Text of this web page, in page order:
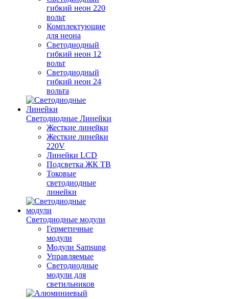
гибкий неон 220
вольт
Комплектующие
для неона
Светодиодный
гибкий неон 12
вольт
Светодиодный
гибкий неон 24
вольта
Светодиодные Линейки
Жесткие линейки
Жесткие линейки
220V
Линейки LCD
Подсветка ЖК ТВ
Токовые
светодиодные
линейки
Светодиодные модули
Герметичные
модули
Модули Samsung
Управляемые
Светодиодные
модули для
светильников